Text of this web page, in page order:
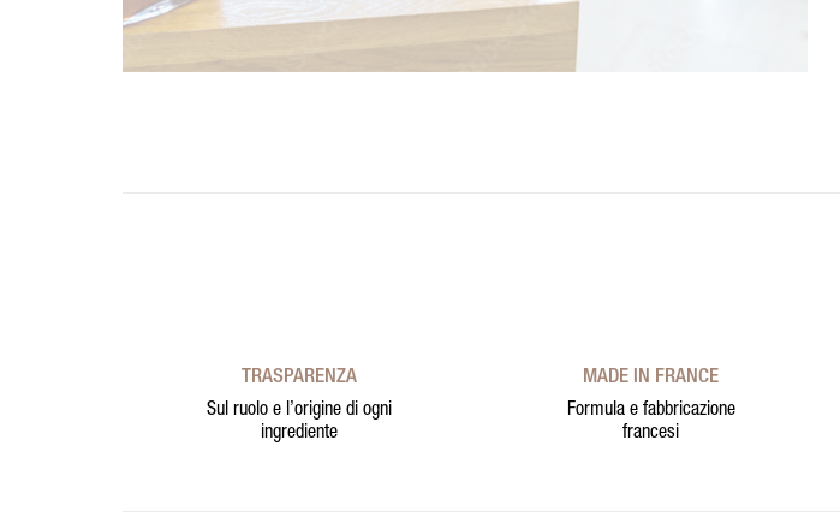
TRASPARENZA
Sul ruolo e l’origine di ogni
ingrediente
MADE IN FRANCE
Formula e fabbricazione
francesi